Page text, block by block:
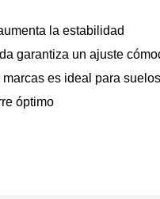
la estabilidad
garantiza un ajuste
es ideal para
óptimo